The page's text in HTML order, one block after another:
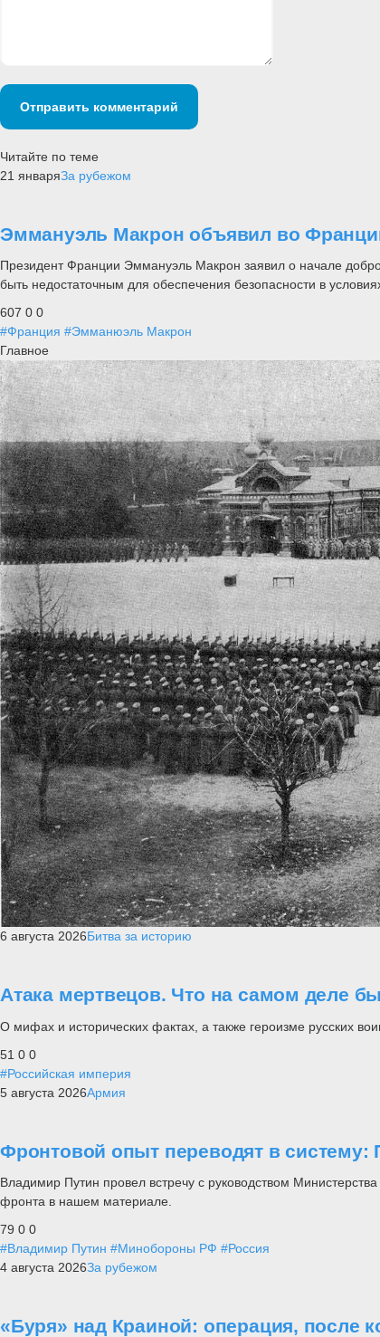
Отправить комментарий
Читайте по теме
21 январяЗа рубежом
Эммануэль Макрон объявил во
Президент Франции Эммануэль Макрон заявил о начале
быть недостаточным для обеспечения безопасности в
607 0 0
#Франция #Эмманюэль Макрон
Главное
6 августа 2026Битва за историю
Атака мертвецов. Что на самом деле
О мифах и исторических фактах, а также героизме русских
51 0 0
#Российская империя
5 августа 2026Армия
Фронтовой опыт переводят в
Владимир Путин провел встречу с руководством
фронта в нашем материале.
79 0 0
#Владимир Путин #Минобороны РФ #Россия
4 августа 2026За рубежом
«Буря» над Краиной: операция, после